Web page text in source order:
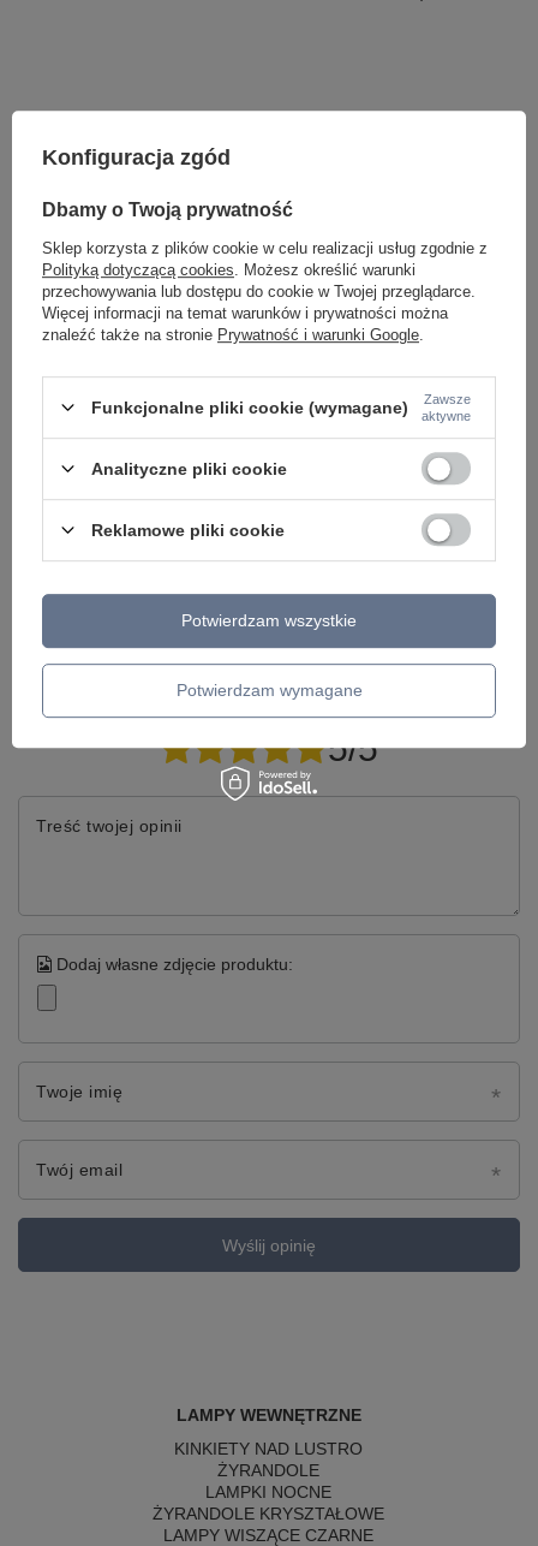
chcesz lepszą cenę?
Napisz do nas - doradzimy, odpowiemy
Napisz do nas
Model znajdziesz w kategoriach
Napisz swoją opinię
Twoja ocena:
5/5
Treść twojej opinii
Dodaj własne zdjęcie produktu:
Twoje imię
Twój email
Wyślij opinię
LAMPY WEWNĘTRZNE
KINKIETY NAD LUSTRO
ŻYRANDOLE
LAMPKI NOCNE
ŻYRANDOLE KRYSZTAŁOWE
LAMPY WISZĄCE CZARNE
Konfiguracja zgód
Dbamy o Twoją prywatność
Sklep korzysta z plików cookie w celu realizacji usług zgodnie z
Polityką dotyczącą cookies . Możesz określić warunki
przechowywania lub dostępu do cookie w Twojej przeglądarce.
Więcej informacji na temat warunków i prywatności można
znaleźć także na stronie Prywatność i warunki Google
Funkcjonalne pliki cookie (wymagane)
Zawsze
aktywne
Analityczne pliki cookie
Reklamowe pliki cookie
Potwierdzam wymagane
Potwierdzam wszystkie